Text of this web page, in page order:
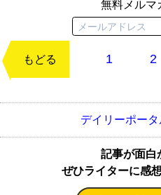
無料メルマ
もどる 1 2
デイリーポー
記事が面白
ぜひライターに感